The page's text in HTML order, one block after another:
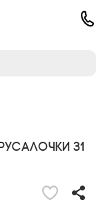
31